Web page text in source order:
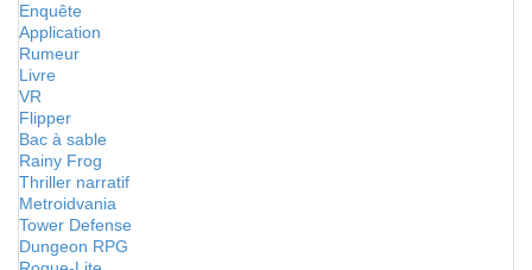
Enquête
Application
Rumeur
Livre
VR
Flipper
Bac à sable
Rainy Frog
Thriller narratif
Metroidvania
Tower Defense
Dungeon RPG